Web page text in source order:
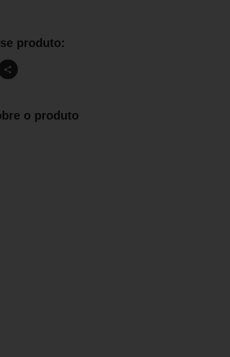
produto:
o produto